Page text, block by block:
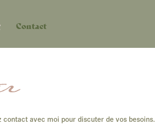
Contact
avec moi pour discuter de vos besoins.